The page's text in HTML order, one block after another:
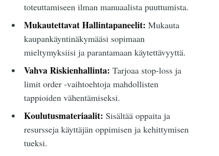
toteuttamiseen ilman manuaalista puuttumista.
Mukautettavat Hallintapaneelit: Mukauta
kaupankäyntinäkymääsi sopimaan
mieltymyksiisi ja parantamaan käytettävyyttä.
Vahva Riskienhallinta: Tarjoaa stop-loss ja
limit order -vaihtoehtoja mahdollisten
tappioiden vähentämiseksi.
Koulutusmateriaalit: Sisältää oppaita ja
resursseja käyttäjän oppimisen ja kehittymisen
tueksi.